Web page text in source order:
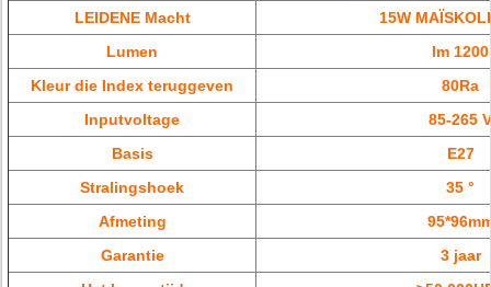
LEIDENE Macht
15W
Lumen
lm 1200
Kleur die Index teruggeven
80Ra
Inputvoltage
85-265 V
Basis
E27
Stralingshoek
35 °
Afmeting
Garantie
3 jaar